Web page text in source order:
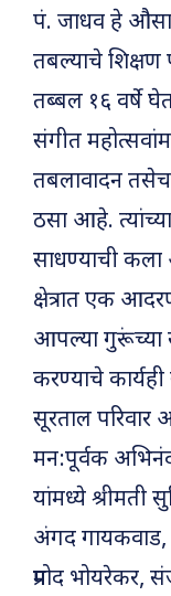
पं. जाधव हे औसा
तबल्याचे शिक्षण
तब्बल १६ वर्षे
संगीत
तबलावादन तसेच
ठसा आहे.
साधण्याची
क्षेत्रात एक
आपल्या गुरूंच्या
करण्याचे
सूरताल परिवार
मन:पूर्वक
यांमध्ये श्रीमती
अंगद गायकवाड,
प्रमोद